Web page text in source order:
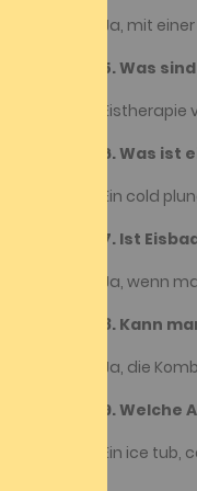
Ja, mit
5. Was
6. Was ist
Ein cold
7. Ist
Ja, wenn
8. Kann
Ja, die
9. Welche
Ein ice tub,